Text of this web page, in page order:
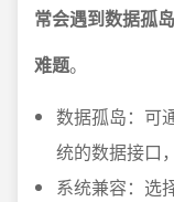
常会遇到数据孤
难题。
数据孤岛：可
统的数据接口
系统兼容：选